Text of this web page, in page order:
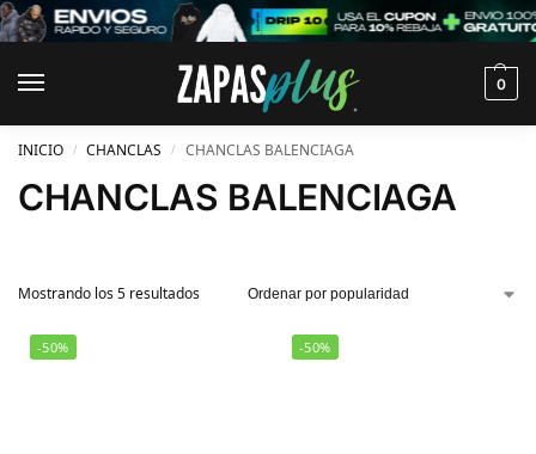
0
INICIO / CHANCLAS / CHANCLAS BALENCIAGA
CHANCLAS BALENCIAGA
Mostrando los 5 resultados
-50% -50%